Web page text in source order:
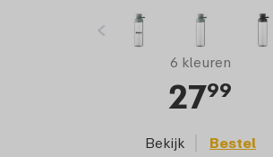
6 kleuren
2799
Bekijk Bestel